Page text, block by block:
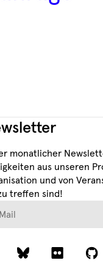
monatlicher
aus unseren
und von
treffen sind!